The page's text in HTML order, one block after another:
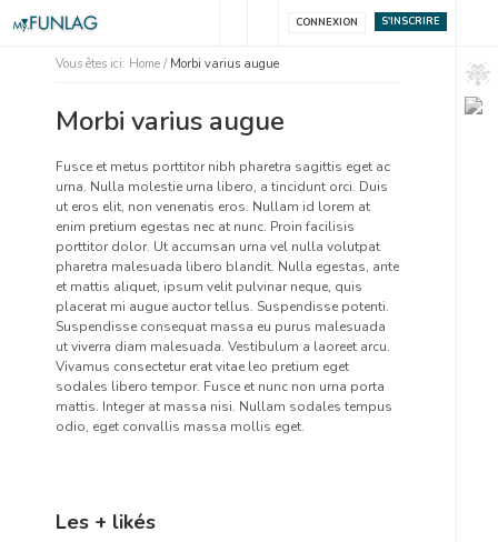
S'INSCRIRE
CONNEXION
Vous êtes ici: Home / Morbi varius augue
Morbi varius augue
Fusce et metus porttitor nibh pharetra sagittis eget ac
urna. Nulla molestie urna libero, a tincidunt orci. Duis
ut eros elit, non venenatis eros. Nullam id lorem at
enim pretium egestas nec at nunc. Proin facilisis
porttitor dolor. Ut accumsan urna vel nulla volutpat
pharetra malesuada libero blandit. Nulla egestas, ante
et mattis aliquet, ipsum velit pulvinar neque, quis
placerat mi augue auctor tellus. Suspendisse potenti.
Suspendisse consequat massa eu purus malesuada
ut viverra diam malesuada. Vestibulum a laoreet arcu.
Vivamus consectetur erat vitae leo pretium eget
sodales libero tempor. Fusce et nunc non urna porta
mattis. Integer at massa nisi. Nullam sodales tempus
odio, eget convallis massa mollis eget.
Les + likés